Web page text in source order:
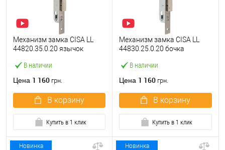
В наличии
Механизм замка CISA LL
44820.35.0.20 язычок
нержавеющая сталь
Цена 1 160 грн.
В корзину
Купить в 1 клик
В наличии
Механизм замка CISA LL
44830.25.0.20 бочка
нержавеющая сталь
Цена 1 160 грн.
В корзину
Купить в 1 клик
Новинка
Новинка